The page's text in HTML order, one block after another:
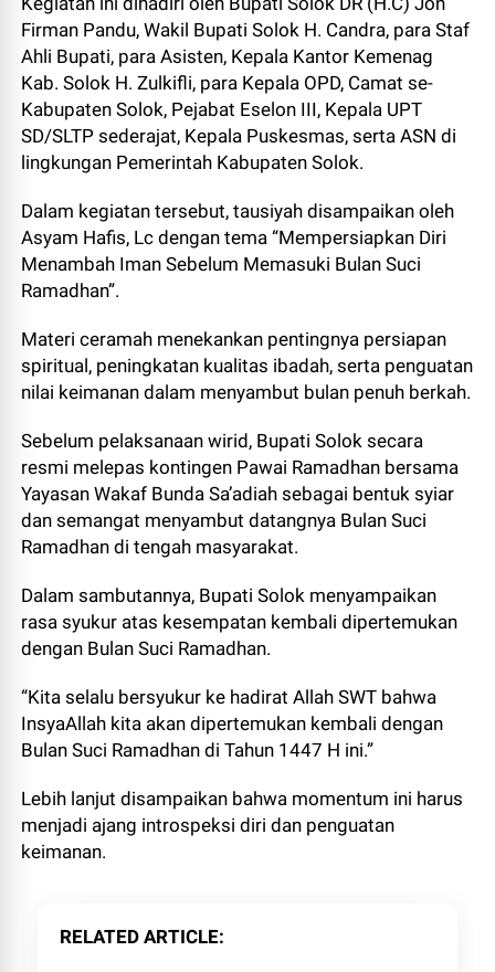
Firman Pandu, Wakil Bupati Solok H. Candra, para Staf
Ahli Bupati, para Asisten, Kepala Kantor Kemenag
Kab. Solok H. Zulkifli, para Kepala OPD, Camat se-
Kabupaten Solok, Pejabat Eselon III, Kepala UPT
SD/SLTP sederajat, Kepala Puskesmas, serta ASN di
lingkungan Pemerintah Kabupaten Solok.
‎Dalam kegiatan tersebut, tausiyah disampaikan oleh
Asyam Hafis, Lc dengan tema “Mempersiapkan Diri
Menambah Iman Sebelum Memasuki Bulan Suci
Ramadhan”.
Materi ceramah menekankan pentingnya persiapan
spiritual, peningkatan kualitas ibadah, serta penguatan
nilai keimanan dalam menyambut bulan penuh berkah.
‎Sebelum pelaksanaan wirid, Bupati Solok secara
resmi melepas kontingen Pawai Ramadhan bersama
Yayasan Wakaf Bunda Sa’adiah sebagai bentuk syiar
dan semangat menyambut datangnya Bulan Suci
Ramadhan di tengah masyarakat.
‎Dalam sambutannya, Bupati Solok menyampaikan
rasa syukur atas kesempatan kembali dipertemukan
dengan Bulan Suci Ramadhan.
“Kita selalu bersyukur ke hadirat Allah SWT bahwa
InsyaAllah kita akan dipertemukan kembali dengan
Bulan Suci Ramadhan di Tahun 1447 H ini.”
‎Lebih lanjut disampaikan bahwa momentum ini harus
menjadi ajang introspeksi diri dan penguatan
keimanan.
RELATED ARTICLE